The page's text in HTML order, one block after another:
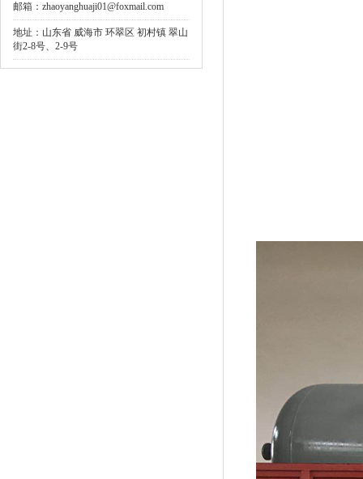
邮箱：zhaoyanghuaji01@foxmail.com
地址：山东省 威海市 环翠区 初村镇 翠山
街2-8号、2-9号